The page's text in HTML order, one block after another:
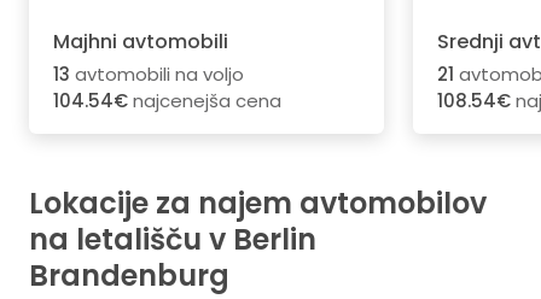
Majhni avtomobili
13 avtomobili na voljo
104.54€najcenejša cena
Srednji
21
108.54€
Lokacije za najem avtomobilov
na letališču v Berlin
Brandenburg